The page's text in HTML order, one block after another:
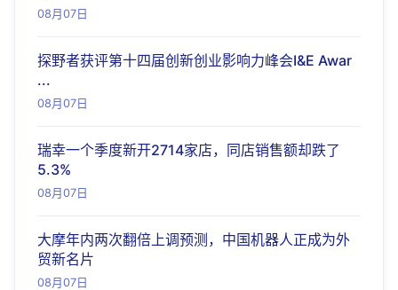
08月07日
探野者获评第十四届创新创业影响力峰会I&E Awar
...
08月07日
瑞幸一个季度新开2714家店，同店销售额却跌了
5.3%
08月07日
大摩年内两次翻倍上调预测，中国机器人正成为外
贸新名片
08月07日